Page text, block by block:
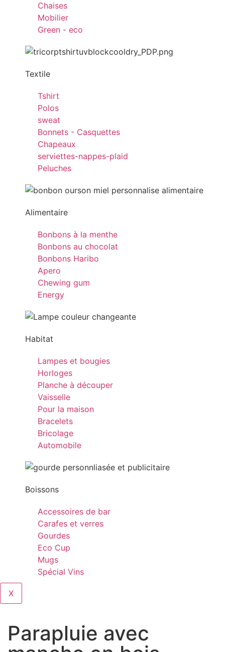
Chaises
Mobilier
Green - eco
Textile
Tshirt
Polos
sweat
Bonnets - Casquettes
Chapeaux
serviettes-nappes-plaid
Peluches
Alimentaire
Bonbons à la menthe
Bonbons au chocolat
Bonbons Haribo
Apero
Chewing gum
Energy
Habitat
Lampes et bougies
Horloges
Planche à découper
Vaisselle
Pour la maison
Bracelets
Bricolage
Automobile
Boissons
Accessoires de bar
Carafes et verres
Gourdes
Eco Cup
Mugs
Spécial Vins
X
Parapluie avec